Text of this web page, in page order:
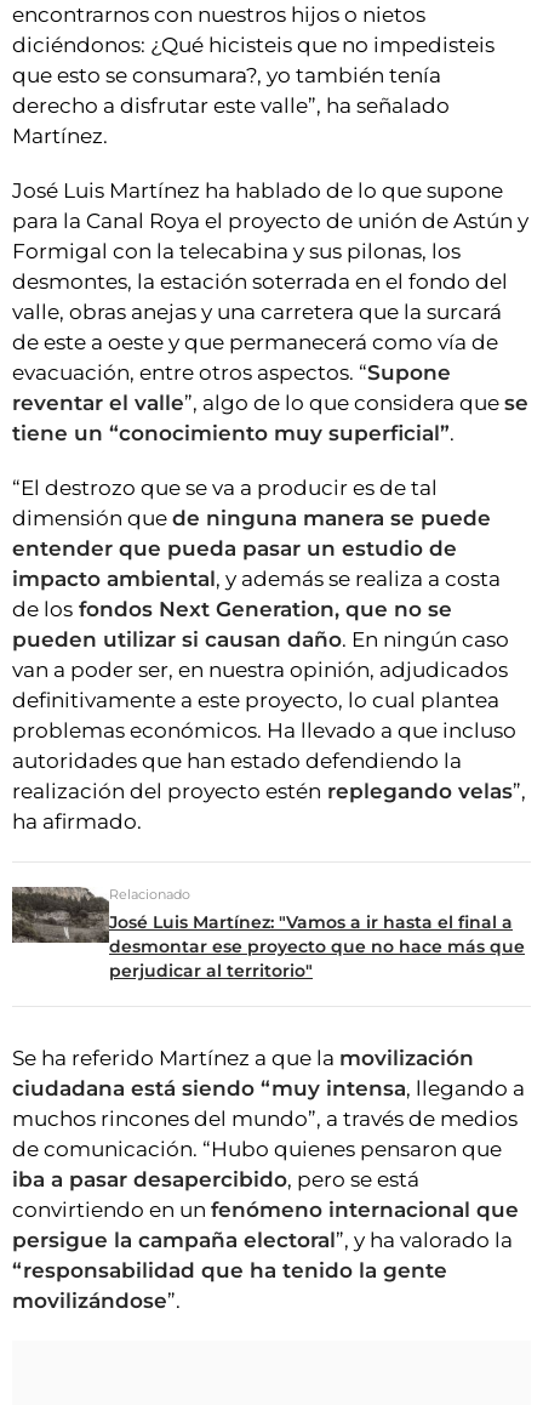
encontrarnos con nuestros hijos o nietos
diciéndonos: ¿Qué hicisteis que no impedisteis
que esto se consumara?, yo también tenía
derecho a disfrutar este valle”, ha señalado
Martínez.
José Luis Martínez ha hablado de lo que supone
para la Canal Roya el proyecto de unión de Astún y
Formigal con la telecabina y sus pilonas, los
desmontes, la estación soterrada en el fondo del
valle, obras anejas y una carretera que la surcará
de este a oeste y que permanecerá como vía de
evacuación, entre otros aspectos. “Supone
reventar el valle”, algo de lo que considera que se
tiene un “conocimiento muy superficial”.
“El destrozo que se va a producir es de tal
dimensión que de ninguna manera se puede
entender que pueda pasar un estudio de
impacto ambiental, y además se realiza a costa
de los fondos Next Generation, que no se
pueden utilizar si causan daño. En ningún caso
van a poder ser, en nuestra opinión, adjudicados
definitivamente a este proyecto, lo cual plantea
problemas económicos. Ha llevado a que incluso
autoridades que han estado defendiendo la
realización del proyecto estén replegando velas”,
ha afirmado.
Relacionado
José Luis Martínez: "Vamos a ir hasta el final a
desmontar ese proyecto que no hace más que
perjudicar al territorio"
Se ha referido Martínez a que la movilización
ciudadana está siendo “muy intensa, llegando a
muchos rincones del mundo”, a través de medios
de comunicación. “Hubo quienes pensaron que
iba a pasar desapercibido, pero se está
convirtiendo en un fenómeno internacional que
persigue la campaña electoral”, y ha valorado la
“responsabilidad que ha tenido la gente
movilizándose”.